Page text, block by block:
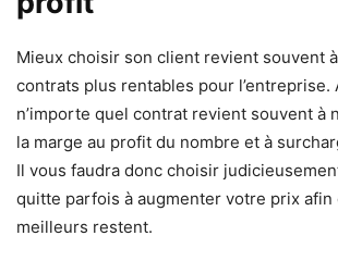
Mieux choisir son client revient souvent
contrats plus rentables pour l’entreprise.
n’importe quel contrat revient souvent à
la marge au profit du nombre et à
Il vous faudra donc choisir
quitte parfois à augmenter votre prix afin
meilleurs restent.